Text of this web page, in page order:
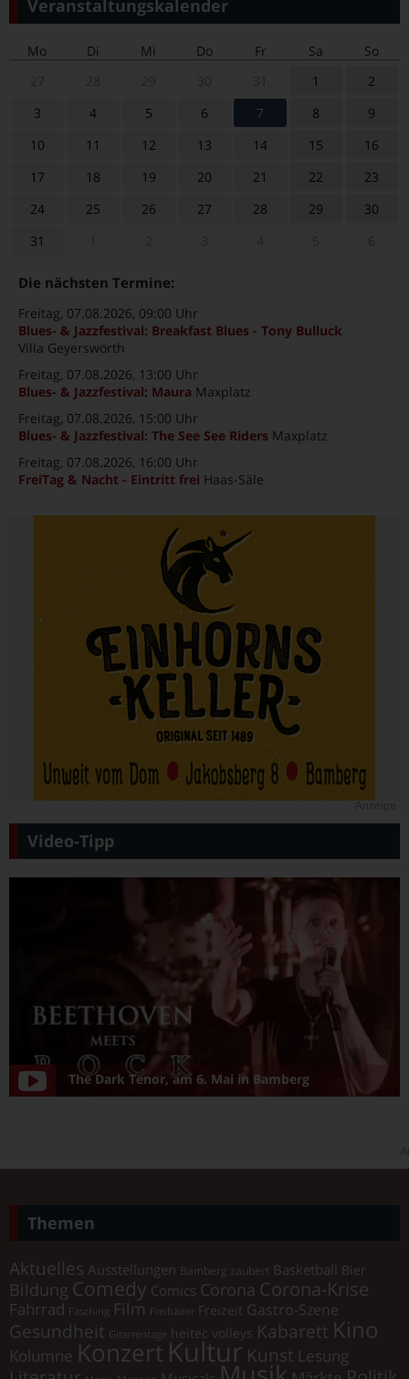
Veranstaltungskalender
Mo Di Mi Do Fr Sa
So
1
2
3
4 5 6 7 8
9
10
11 12 13 14 15
16
17
18 19 20 21 22
23
24
25 26 27 28 29
30
31
Die nächsten Termine:
Freitag, 07.08.2026, 09:00 Uhr
Blues- & Jazzfestival: Breakfast Blues - Tony Bulluck
Villa Geyerswörth
Freitag, 07.08.2026, 13:00 Uhr
Blues- & Jazzfestival: Maura Maxplatz
Freitag, 07.08.2026, 15:00 Uhr
Blues- & Jazzfestival: The See See Riders Maxplatz
Freitag, 07.08.2026, 16:00 Uhr
FreiTag & Nacht - Eintritt frei Haas-Säle
Video-Tipp
The Dark Tenor, am 6. Mai in Bamberg
Themen
Aktuelles Ausstellungen Bamberg zaubert Basketball Bier
Bildung Comedy Comics Corona Corona-Krise
Fahrrad Fasching Film Freibäder Freizeit Gastro-Szene
Gesundheit Gitarrentage heitec volleys Kabarett Kino
Kolumne Konzert Kultur Kunst Lesung